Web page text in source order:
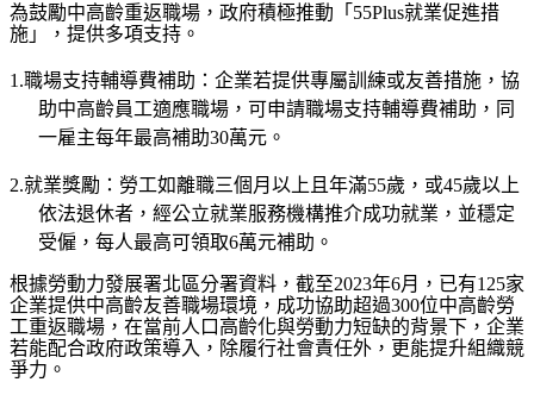
為鼓勵中高齡重返職場，政府積極推動「 55Plus就業促進措
施」，提供多項支持。
1.職場支持輔導費補助：企業若提供專屬訓練或友善措施，協
助中高齡員工適應職場，可申請職場支持輔導費補助，同
一雇主每年最高補助30萬元。
2.就業獎勵：勞工如離職三個月以上且年滿55歲，或45歲以上
依法退休者，經公立就業服務機構推介成功就業，並穩定
受僱，每人最高可領取6萬元補助。
根據勞動力發展署北區分署資料，截至2023年6月，已有125家
企業提供中高齡友善職場環境，成功協助超過300位中高齡勞
工重返職場，在當前人口高齡化與勞動力短缺的背景下，企業
若能配合政府政策導入，除履行社會責任外，更能提升組織競
爭力。